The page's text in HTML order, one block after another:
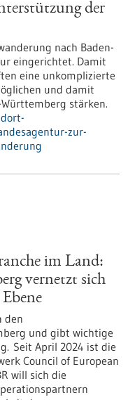
der
nach Baden-
eingerichtet. Damit
eine unkomplizierte
und damit
stärken.
zur-
im Land:
vernetzt sich
den
und gibt wichtige
Seit April 2024 ist die
Council of European
will sich die